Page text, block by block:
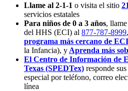
Llame al 2-1-1 o visita el sitio
servicios estatales
Para niños de 0 a 3 años,
del HHS (ECI) al 877-787-8999,
programa más cercano de ECI
la Infancia), y Aprenda más
El Centro de Información de
Texas (SPEDTex) responde
especial por teléfono, correo
línea